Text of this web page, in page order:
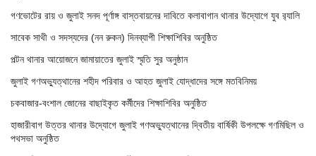
গণভোটের রায় ও জুলাই সনদ পূর্ণাঙ্গ বাস্তবায়নের দাবিতে কলাবাগান থানার উদ্যোগে যুব র‌্যালি
সাবেক সাথী ও সদস্যদের (নন রুকন) দিনব্যাপী শিক্ষাশিবির অনুষ্ঠিত
পল্টন থানার আয়োজনে জামায়াতের জুলাই স্মৃতি সুর অনুষ্ঠান
জুলাই গণঅভ্যুত্থানের শহীদ পরিবার ও আহত জুলাই যোদ্ধাদের সঙ্গে মতবিনিময়
চকবাজার-বংশাল জোনের বাছাইকৃত কর্মীদের শিক্ষাশিবির অনুষ্ঠিত
হাজারীবাগ উত্তর থানার উদ্যোগে জুলাই গণঅভ্যুত্থানের দ্বিতীয় বার্ষিকী উপলক্ষে গণমিছিল ও
পথসভা অনুষ্ঠিত